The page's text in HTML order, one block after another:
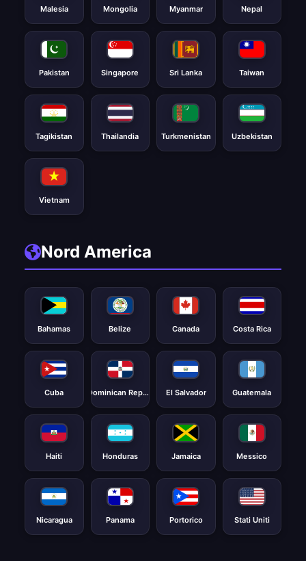
Malesia Mongolia Myanmar Nepal
Pakistan Singapore Sri Lanka Taiwan
Tagikistan Thailandia Turkmenistan Uzbekistan
Vietnam
Nord America
Bahamas Belize Canada Costa Rica
Cuba Dominican Republic El Salvador Guatemala
Haiti Honduras Jamaica Messico
Nicaragua Panama Portorico Stati Uniti